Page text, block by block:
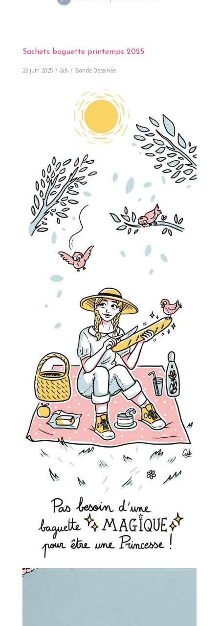
Sachets baguette printemps 2025
29 juin 2025 Gib Bande Dessinée
Lecteur